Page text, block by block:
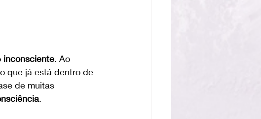
inconsciente. Ao
que já está dentro de
de muitas
.